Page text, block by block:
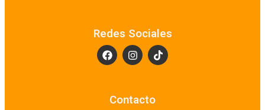
Redes Sociales
Contacto